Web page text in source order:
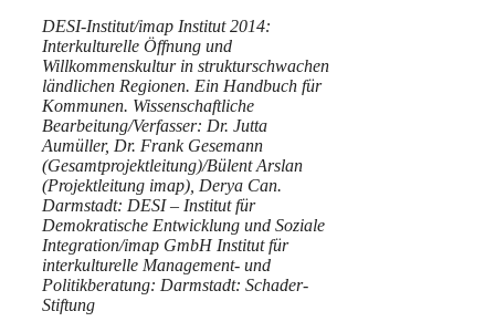
DESI-Institut/imap Institut 2014:
Interkulturelle Öffnung und
Willkommenskultur in strukturschwachen
ländlichen Regionen. Ein Handbuch für
Kommunen. Wissenschaftliche
Bearbeitung/Verfasser: Dr. Jutta
Aumüller, Dr. Frank Gesemann
(Gesamtprojektleitung)/Bülent Arslan
(Projektleitung imap), Derya Can.
Darmstadt: DESI – Institut für
Demokratische Entwicklung und Soziale
Integration/imap GmbH Institut für
interkulturelle Management- und
Politikberatung: Darmstadt: Schader-
Stiftung